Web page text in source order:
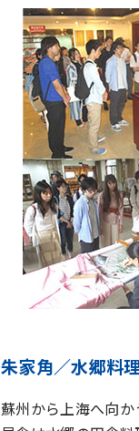
朱家角／水郷料理
蘇州から上海へ向